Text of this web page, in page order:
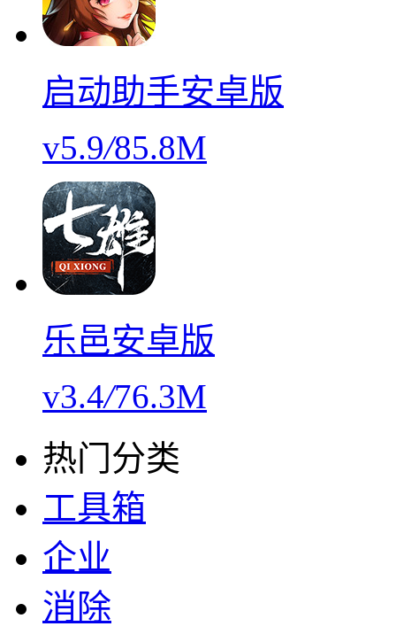
启动助手安卓版
v5.9/85.8M
乐邑安卓版
v3.4/76.3M
热门分类
工具箱
企业
消除